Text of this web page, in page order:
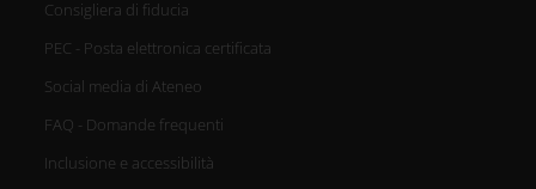
Consigliera di fiducia
PEC - Posta elettronica certificata
Social media di Ateneo
FAQ - Domande frequenti
Inclusione e accessibilità